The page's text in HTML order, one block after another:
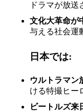
ドラマが放送
文化大革命が
与える社会運
日本では:
ウルトラマン
ける特撮ヒー
ビートルズ来